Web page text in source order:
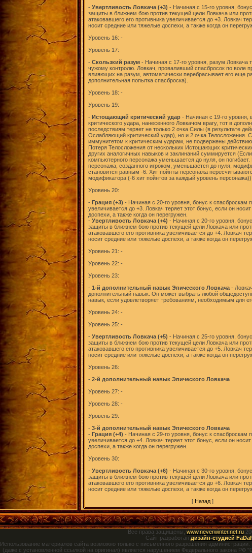
- Увертливость Ловкача (+3) - Начиная с 15-го уровня,
защиты в ближнем бою против текущей цели Ловкача или
атаковавшего его противника увеличивается до +3. Ловкач
носит средние или тяжелые доспехи, а также когда он
Уровень 16: -
Уровень 17:
- Скользкий разум - Начиная с 17-го уровня, разум Ловкача
чужому контролю. Ловкач, проваливший спасбросок по воле
влияющих на разум, автоматически перебрасывает его еще
дополнительная попытка спасброска).
Уровень 18: -
Уровень 19:
- Истощающий критический удар - Начиная с 19-го уровня,
критического удара, нанесенного Ловкачом врагу, тот в
последствиям теряет не только 2 очка Силы (в результате
Ослабляющий критический удар), но и 2 очка Телосложения.
иммунитетом к критическим ударам, не подвержены действию
Потеря Телосложения от нескольких Истощающих
других аналогичных навыков и заклинаний суммируется
компьютерного персонажа уменьшается до нуля, он
персонажа, созданного игроком, уменьшается до нуля,
становится равным -6. Хит пойнты персонажа
модификатора (-6 хит пойнтов за каждый уровень персонажа)).
Уровень 20:
- Грация (+3) - Начиная с 20-го уровня, бонус к спасброскам
увеличивается до +3. Ловкач теряет этот бонус, если он
доспехи, а также когда он перегружен.
- Увертливость Ловкача (+4) - Начиная с 20-го уровня,
защиты в ближнем бою против текущей цели Ловкача или
атаковавшего его противника увеличивается до +4. Ловкач
носит средние или тяжелые доспехи, а также когда он
Уровень 21: -
Уровень 22: -
Уровень 23:
- 1-й дополнительный навык Эпического Ловкача -
дополнительный навык. Он может выбрать любой
навык, если удовлетворяет требованиям, необходимым для
Уровень 24: -
Уровень 25: -
- Увертливость Ловкача (+5) - Начиная с 25-го уровня,
защиты в ближнем бою против текущей цели Ловкача или
атаковавшего его противника увеличивается до +5. Ловкач
носит средние или тяжелые доспехи, а также когда он
Уровень 26:
- 2-й дополнительный навык Эпического Ловкача
Уровень 27: -
Уровень 28: -
Уровень 29:
- 3-й дополнительный навык Эпического Ловкача
- Грация (+4) - Начиная с 29-го уровня, бонус к спасброскам
увеличивается до +4. Ловкач теряет этот бонус, если он
доспехи, а также когда он перегружен.
Уровень 30:
- Увертливость Ловкача (+6) - Начиная с 30-го уровня,
защиты в ближнем бою против текущей цели Ловкача или
атаковавшего его противника увеличивается до +6. Ловкач
носит средние или тяжелые доспехи, а также когда он
[ Назад]
Все права защищены, www.neverwinter.net.ru
Сайт разработан дизайн-студией
Использование материалов сайта возможно только с письменного разрешения
(даже с установленной ссылкой на оригинал) является нарушением Федерального закона РФ